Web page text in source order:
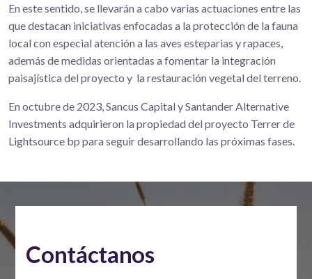
En este sentido, se llevarán a cabo varias actuaciones entre las
que destacan iniciativas enfocadas a la protección de la fauna
local con especial atención a las aves esteparias y rapaces,
además de medidas orientadas a fomentar la integración
paisajística del proyecto y la restauración vegetal del terreno.
En octubre de 2023, Sancus Capital y Santander Alternative
Investments adquirieron la propiedad del proyecto Terrer de
Lightsource bp para seguir desarrollando las próximas fases.
Contáctanos